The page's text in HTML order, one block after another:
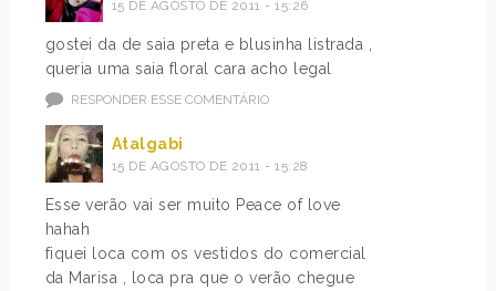
15 DE AGOSTO DE 2011 - 15:26
gostei da de saia preta e blusinha listrada ,
queria uma saia floral cara acho legal
RESPONDER ESSE COMENTÁRIO
Atalgabi
15 DE AGOSTO DE 2011 - 15:28
Esse verão vai ser muito Peace of love
hahah
fiquei loca com os vestidos do comercial
da Marisa , loca pra que o verão chegue